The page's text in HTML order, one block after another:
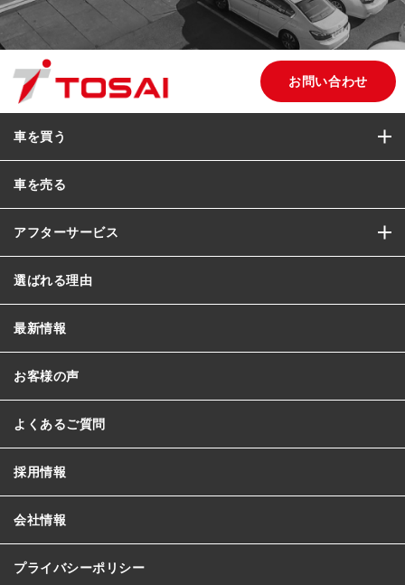
お問い合わせ
車を買う
車を売る
アフターサービス
選ばれる理由
最新情報
お客様の声
よくあるご質問
採用情報
会社情報
プライバシーポリシー